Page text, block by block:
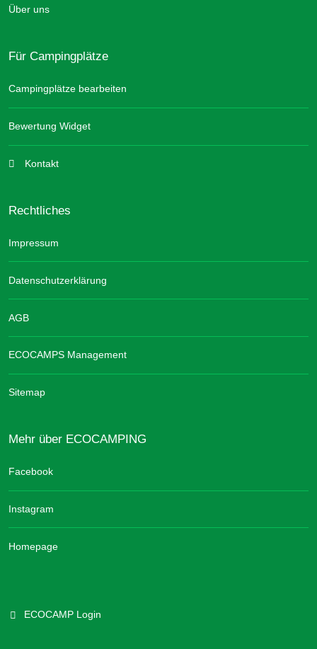
Über uns
Für Campingplätze
Campingplätze bearbeiten
Bewertung Widget
Kontakt
Rechtliches
Impressum
Datenschutzerklärung
AGB
ECOCAMPS Management
Sitemap
Mehr über ECOCAMPING
Facebook
Instagram
Homepage
ECOCAMP Login